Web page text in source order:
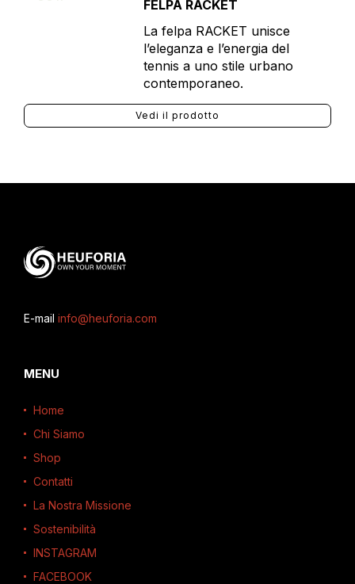
FELPA RACKET
La felpa RACKET unisce
l’eleganza e l’energia del
tennis a uno stile urbano
contemporaneo.
Vedi il prodotto
E-mail info@heuforia.com
MENU
Home
Chi Siamo
Shop
Contatti
La Nostra Missione
Sostenibilità
INSTAGRAM
FACEBOOK